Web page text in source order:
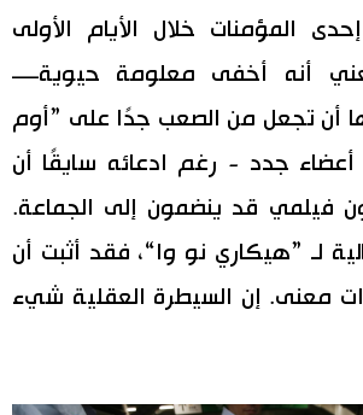
المؤمنات خلال الأيام الأولى
أنه أخفى معلومة حيوية—
أن تجعل من الصعب جدًا على ”أوم
جدد - رغم ادعائه سايقًا أن
فيلمي قد ينضمون إلى الجماعة.
لـ ”هيكاري نو وا“، فقد أثبت أن
معنى. إن السيطرة العقلية شيء